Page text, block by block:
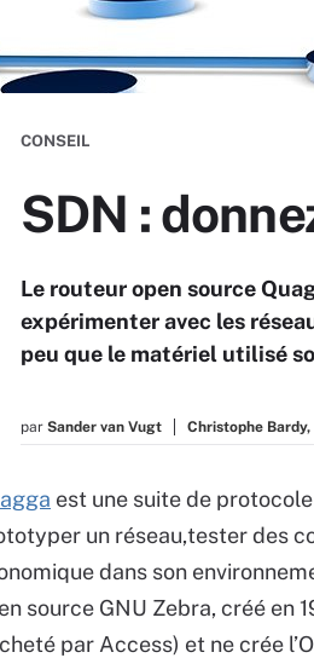
CONSEIL
SDN :
Le routeur open source
expérimenter avec les
peu que le matériel utilisé
par Sander van Vugt Christophe Bardy,
est une suite de
un réseau,tester des
dans son
source GNU Zebra, créé en
par Access) et ne crée